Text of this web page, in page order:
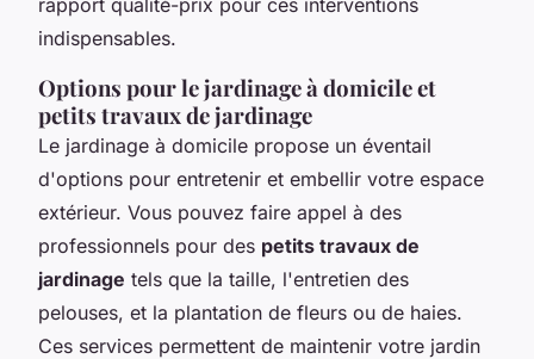
indispensables.
Options pour le jardinage à domicile et
petits travaux de jardinage
Le jardinage à domicile propose un éventail
d'options pour entretenir et embellir votre espace
extérieur. Vous pouvez faire appel à des
professionnels pour des petits travaux de
jardinage tels que la taille, l'entretien des
pelouses, et la plantation de fleurs ou de haies.
Ces services permettent de maintenir votre jardin